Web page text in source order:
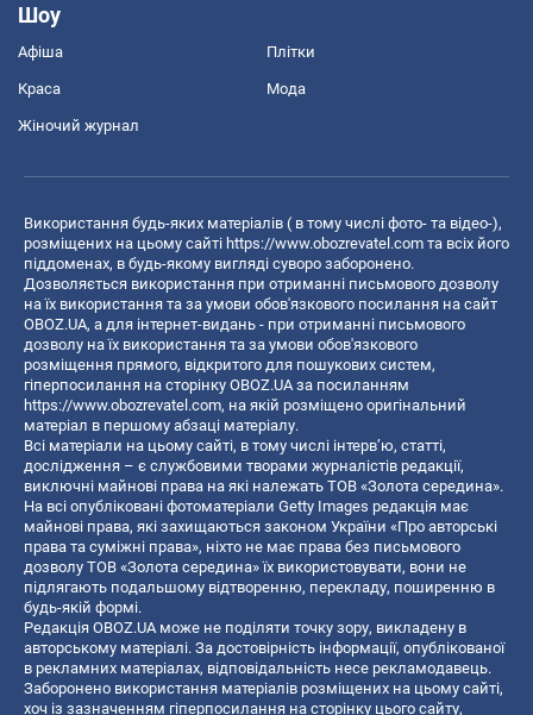
Шоу
Афіша Плітки
Краса Мода
Жіночий журнал
Використання будь-яких матеріалів ( в тому числі фото- та відео-),
розміщених на цьому сайті https://www.obozrevatel.com та всіх його
піддоменах, в будь-якому вигляді суворо заборонено.
Дозволяється використання при отриманні письмового дозволу
на їх використання та за умови обов'язкового посилання на сайт
OBOZ.UA, а для інтернет-видань - при отриманні письмового
дозволу на їх використання та за умови обов'язкового
розміщення прямого, відкритого для пошукових систем,
гіперпосилання на сторінку OBOZ.UA за посиланням
https://www.obozrevatel.com, на якій розміщено оригінальний
матеріал в першому абзаці матеріалу.
Всі матеріали на цьому сайті, в тому числі інтерв’ю, статті,
дослідження – є службовими творами журналістів редакції,
виключні майнові права на які належать ТОВ «Золота середина».
На всі опубліковані фотоматеріали Getty Images редакція має
майнові права, які захищаються законом України «Про авторські
права та суміжні права», ніхто не має права без письмового
дозволу ТОВ «Золота середина» їх використовувати, вони не
підлягають подальшому відтворенню, перекладу, поширенню в
будь-якій формі.
Редакція OBOZ.UA може не поділяти точку зору, викладену в
авторському матеріалі. За достовірність інформації, опублікованої
в рекламних матеріалах, відповідальність несе рекламодавець.
Заборонено використання матеріалів розміщених на цьому сайті,
хоч із зазначенням гіперпосилання на сторінку цього сайту,